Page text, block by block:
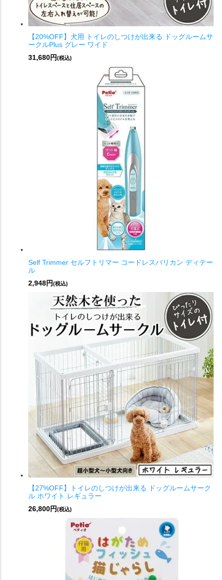
【20%OFF】犬用 トイレのしつけが出来る ドッグルームサ
ークルPlus グレー ワイド
31,680円(税込)
Self Trimmer セルフトリマー コードレスバリカン ディテー
ル
2,948円(税込)
【27%OFF】トイレのしつけが出来る ドッグルームサーク
ル ホワイト レギュラー
26,800円(税込)